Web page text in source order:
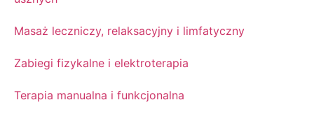
Masaż leczniczy, relaksacyjny i limfatyczny
Zabiegi fizykalne i elektroterapia
Terapia manualna i funkcjonalna